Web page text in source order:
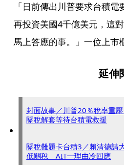
「日前傳出川普要求台積
再投資美國4千億美元，這
馬上答應的事。」一位上市
延伸
封面故事／川普20％稅率重
關稅解套等待台積電救援
關稅難題卡台積3／賴清德請
低關稅 AIT一理由冷回應